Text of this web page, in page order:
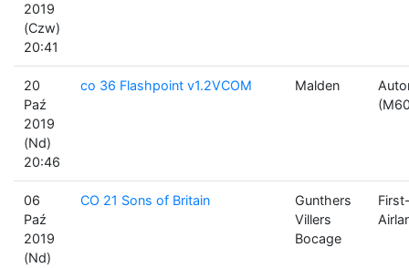
2019
(Czw)
20:41
20
Paź
2019
(Nd)
20:46
co 36 Flashpoint v1.2VCOM Malden
06
Paź
2019
(Nd)
CO 21 Sons of Britain
Gunthers
Villers
Bocage